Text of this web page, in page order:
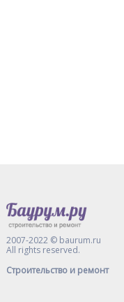
2007-2022 © baurum.ru
All rights reserved.
Строительство и ремонт